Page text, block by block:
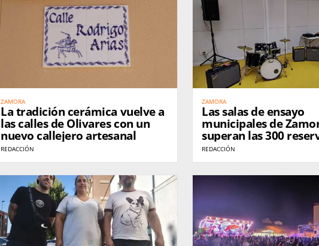
ZAMORA
La tradición cerámica vuelve a
las calles de Olivares con un
nuevo callejero artesanal
REDACCIÓN
ZAMORA
Las salas de ensayo
municipales de
superan las 300
su apertura
REDACCIÓN